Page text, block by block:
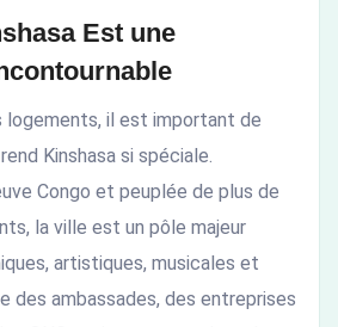
Est une
logements, il est important de
Kinshasa si spéciale.
Congo et peuplée de plus de
la ville est un pôle majeur
artistiques, musicales et
des ambassades, des entreprises